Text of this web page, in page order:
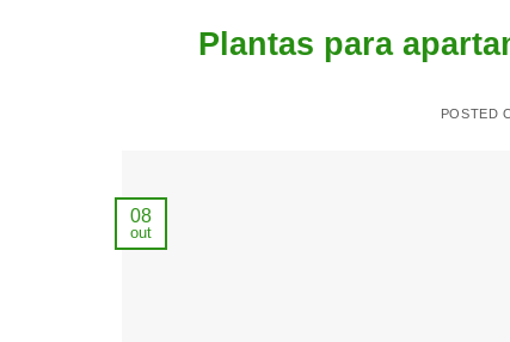
Plantas para
POSTED
08
out